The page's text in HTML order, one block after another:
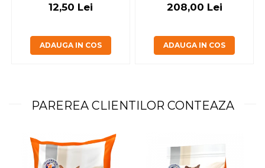
12,50 Lei
ADAUGA IN COS
208,00 Lei
ADAUGA IN COS
PAREREA CLIENTILOR CONTEAZA